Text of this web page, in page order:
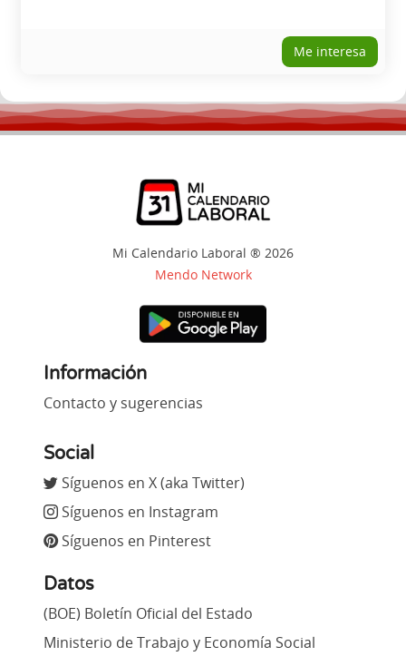
Me interesa
Mi Calendario Laboral ® 2026
Mendo Network
Información
Contacto y sugerencias
Social
Síguenos en X (aka Twitter)
Síguenos en Instagram
Síguenos en Pinterest
Datos
(BOE) Boletín Oficial del Estado
Ministerio de Trabajo y Economía Social